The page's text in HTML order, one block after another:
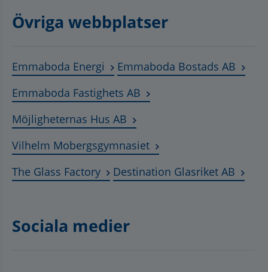
Övriga webbplatser
Emmaboda Energi Länk till annan webbplats,
Emmaboda Bostads AB
Emmaboda Fastighets AB Länk till annan
Möjligheternas Hus AB Länk till annan webbplats,
Vilhelm MobergsgymnasietLänk till annan
The Glass FactoryLänk till annan webbplats,
Destination Glasriket AB
Sociala medier